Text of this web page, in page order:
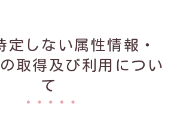
定しない属性情報・
取得及び利用につい
て